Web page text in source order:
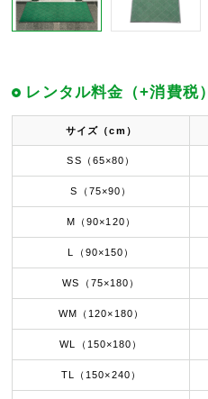
レンタル料金（+消費税）
サイズ（cm）
SS（65×80）
S（75×90）
M（90×120）
L（90×150）
WS（75×180）
WM（120×180）
WL（150×180）
TL（150×240）